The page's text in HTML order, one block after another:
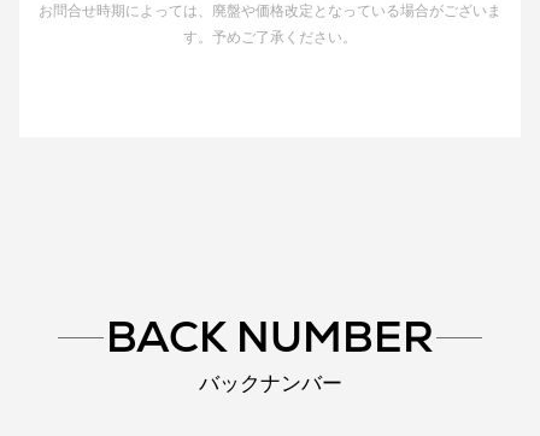
お問合せ時期によっては、廃盤や価格改定となっている場合がございま
す。予めご了承ください。
BACK NUMBER
バックナンバー